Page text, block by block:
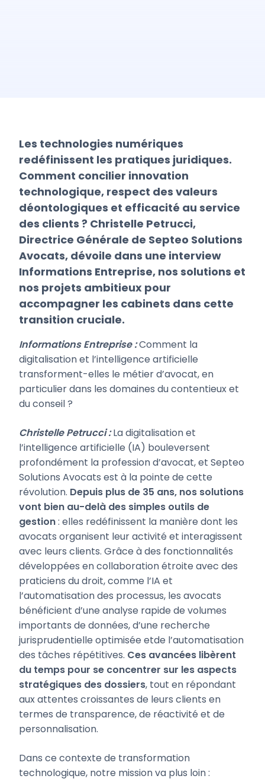
Les technologies numériques
redéfinissent les pratiques juridiques.
Comment concilier innovation
technologique, respect des valeurs
déontologiques et efficacité au service
des clients ? Christelle Petrucci,
Directrice Générale de Septeo Solutions
Avocats, dévoile dans une interview
Informations Entreprise, nos solutions et
nos projets ambitieux pour
accompagner les cabinets dans cette
transition cruciale.
Informations Entreprise :Comment la
digitalisation et l’intelligence artificielle
transforment-elles le métier d’avocat, en
particulier dans les domaines du contentieux et
du conseil ?
Christelle Petrucci :La digitalisation et
l’intelligence artificielle (IA) bouleversent
profondément la profession d’avocat, et Septeo
Solutions Avocats est à la pointe de cette
révolution. Depuis plus de 35 ans, nos solutions
vont bien au-delà des simples outils de
gestion: elles redéfinissent la manière dont les
avocats organisent leur activité et interagissent
avec leurs clients. Grâce à des fonctionnalités
développées en collaboration étroite avec des
praticiens du droit, comme l’IA et
l’automatisation des processus, les avocats
bénéficient d’une analyse rapide de volumes
importants de données, d’une recherche
jurisprudentielle optimisée etde l’automatisation
des tâches répétitives. Ces avancées libèrent
du temps pour se concentrer sur les aspects
stratégiques des dossiers, tout en répondant
aux attentes croissantes de leurs clients en
termes de transparence, de réactivité et de
personnalisation.
Dans ce contexte de transformation
technologique, notre mission va plus loin :